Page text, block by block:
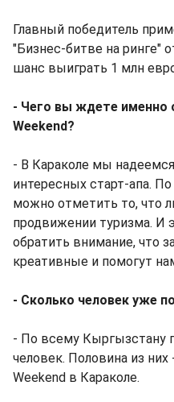
Главный победитель
"Бизнес-битве на ринге"
шанс выиграть 1 млн
- Чего вы ждете именно
Weekend?
- В Караколе мы
интересных старт-апа.
можно отметить то, что
продвижении туризма. И
обратить внимание, что
креативные и помогут
- Сколько человек уже
- По всему Кыргызстану
человек. Половина из них
Weekend в Караколе.